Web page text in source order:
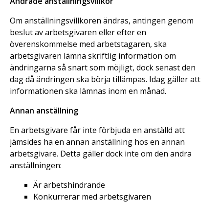
Om anställningsvillkoren ändras, antingen genom
beslut av arbetsgivaren eller efter en
överenskommelse med arbetstagaren, ska
arbetsgivaren lämna skriftlig information om
ändringarna så snart som möjligt, dock senast den
dag då ändringen ska börja tillämpas. Idag gäller att
informationen ska lämnas inom en månad.
Annan anställning
En arbetsgivare får inte förbjuda en anställd att
jämsides ha en annan anställning hos en annan
arbetsgivare. Detta gäller dock inte om den andra
anställningen:
Är arbetshindrande
Konkurrerar med arbetsgivaren